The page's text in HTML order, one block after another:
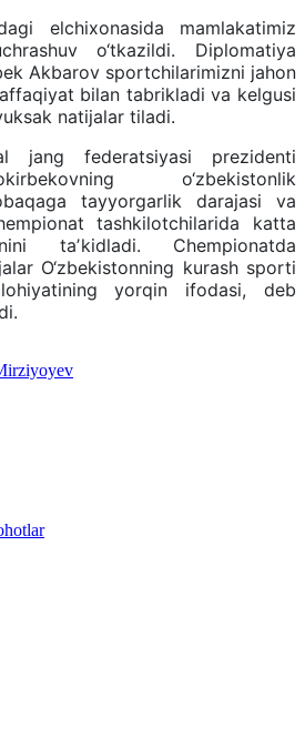
elchixonasida mamlakatimiz
o‘tkazildi. Diplomatiya
Akbarov sportchilarimizni jahon
bilan tabrikladi va kelgusi
natijalar tiladi.
jang federatsiyasi prezidenti
o‘zbekistonlik
tayyorgarlik darajasi va
tashkilotchilarida katta
taʼkidladi. Chempionatda
O‘zbekistonning kurash sporti
yorqin ifodasi, deb